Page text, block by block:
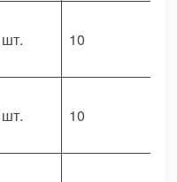
шт. 10
шт. 10